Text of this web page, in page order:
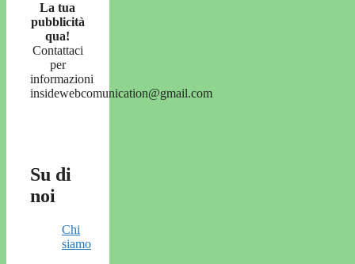
La tua
pubblicità
qua!
Contattaci
per
informazioni
insidewebcomunication@gmail.com
Su di
noi
Chi
siamo